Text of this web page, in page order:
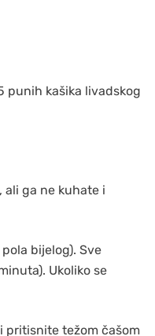
punih kašika livadskog
ali ga ne kuhate i
bijelog). Sve
Ukoliko se
pritisnite težom čašom